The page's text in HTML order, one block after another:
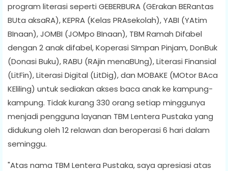
program literasi seperti GEBERBURA (GErakan BERantas
BUta aksaRA), KEPRA (Kelas PRAsekolah), YABI (YAtim
BInaan), JOMBI (JOMpo BInaan), TBM Ramah Difabel
dengan 2 anak difabel, Koperasi SImpan Pinjam, DonBuk
(Donasi Buku), RABU (RAjin menaBUng), Literasi Finansial
(LitFin), Literasi Digital (LitDig), dan MOBAKE (MOtor BAca
KEliling) untuk sediakan akses baca anak ke kampung-
kampung. Tidak kurang 330 orang setiap minggunya
menjadi pengguna layanan TBM Lentera Pustaka yang
didukung oleh 12 relawan dan beroperasi 6 hari dalam
seminggu.
"Atas nama TBM Lentera Pustaka, saya apresiasi atas